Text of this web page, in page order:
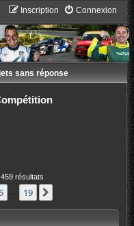
Connexion
Inscription
sans réponse
résultats
19